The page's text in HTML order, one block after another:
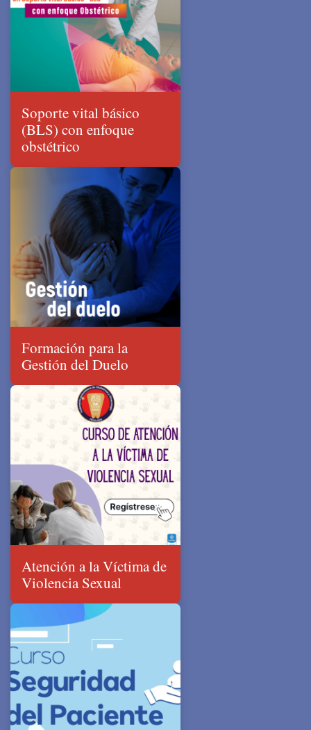
Soporte vital básico
(BLS) con enfoque
obstétrico
Formación para la
Gestión del Duelo
Atención a la Víctima de
Violencia Sexual